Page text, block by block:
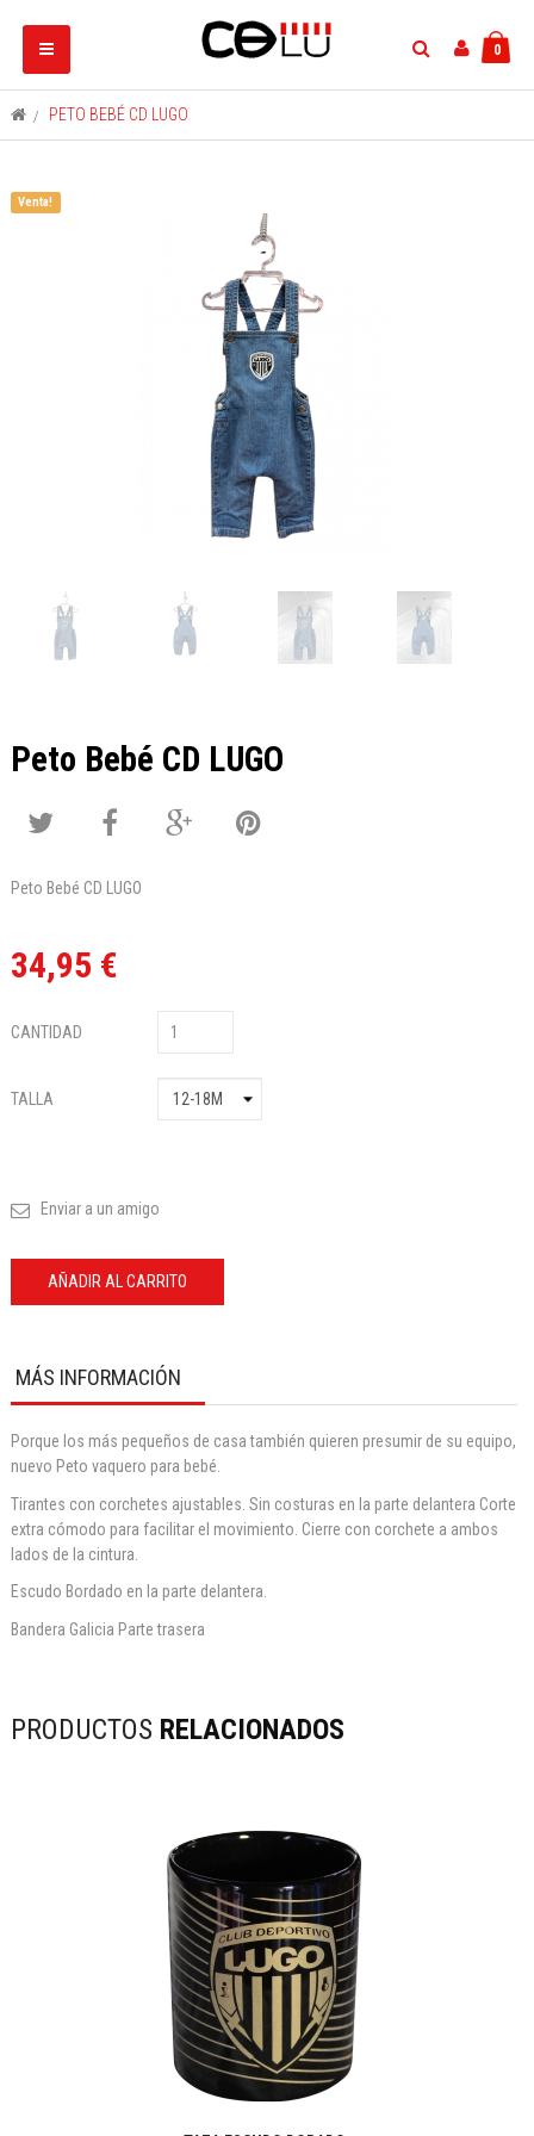
Navegación
Toggle
0
> PETO BEBÉ CD LUGO
Venta!
Peto Bebé CD LUGO
Peto Bebé CD LUGO
34,95 €
CANTIDAD
TALLA
Enviar a un amigo
AÑADIR AL CARRITO
MÁS INFORMACIÓN
Porque los más pequeños de casa también quieren presumir de su equipo,
nuevo Peto vaquero para bebé.
Tirantes con corchetes ajustables. Sin costuras en la parte delantera Corte
extra cómodo para facilitar el movimiento. Cierre con corchete a ambos
lados de la cintura.
Escudo Bordado en la parte delantera.
Bandera Galicia Parte trasera
PRODUCTOS RELACIONADOS